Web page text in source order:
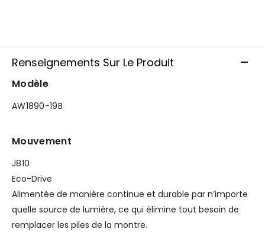
Renseignements Sur Le Produit
Modèle
AW1890-19B
Mouvement
J810
Eco-Drive
Alimentée de manière continue et durable par n’importe
quelle source de lumière, ce qui élimine tout besoin de
remplacer les piles de la montre.